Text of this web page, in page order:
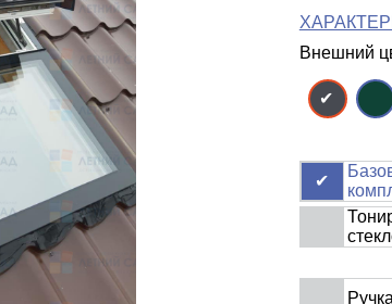
Внешний